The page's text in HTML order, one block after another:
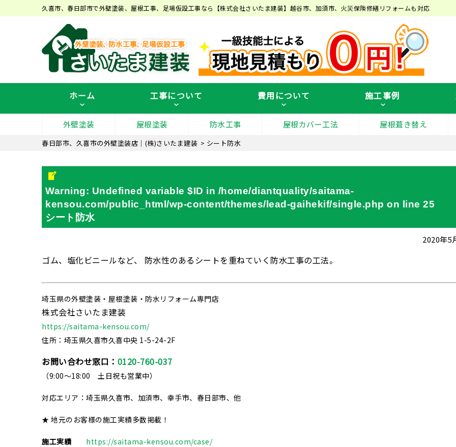
久喜市、春日部市で外壁塗装、屋根工事、足場仮設工事なら【株式会社さいたま建装】越谷市、加須市、火災保険修繕リフォームも対応
ホーム 工事について 費用について 施工事例
外壁塗装 屋根塗装 防水工事 屋根カバー工法 屋根葺き替え
春日部市、久喜市の外壁塗装店｜(株)さいたま建装 > シート防水
Warning: Undefined variable $ID in /home/diantquality/saitama-
kensou.com/public_html/wp-content/themes/lead-gaihekif/single.php on line 25
シート防水
2020年5
ゴム、塩化ビニールなど、 防水性のあるシートを重ねていく防水工事の工法。
埼玉県の外壁塗装・屋根塗装・防水リフォーム専門店
株式会社さいたま建装
https://saitama-kensou.com/
住所：埼玉県久喜市久喜中央 1-5-24-2F
お問い合わせ窓口： 0120-760-037
（9:00～18:00 土日祝も営業中）
対応エリア：埼玉県久喜市、加須市、幸手市、春日部市、他
★ 地元のお客様の施工実績多数掲載！
施工実績
https://saitama-kensou.com/case/